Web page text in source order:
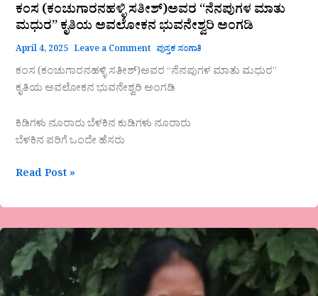
ಕಂಸ (ಕಂಚುಗಾರನಹಳ್ಳಿ ಸತೀಶ್)ಅವರ “ನೆನಪುಗಳ ಮಾತು
ಮಧುರ” ಕೃತಿಯ ಅವಲೋಕನ ಭುವನೇಶ್ವರಿ ಅಂಗಡಿ
April 4, 2025 Leave a Comment ಪುಸ್ತಕ ಸಂಗಾತಿ
ಕಂಸ (ಕಂಚುಗಾರನಹಳ್ಳಿ ಸತೀಶ್)ಅವರ “ನೆನಪುಗಳ ಮಾತು ಮಧುರ”
ಕೃತಿಯ ಅವಲೋಕನ ಭುವನೇಶ್ವರಿ ಅಂಗಡಿ
ಕಿಡಿಗಳು ನೂರಾರು ಬೆಳಕಿನ ಕುಡಿಗಳು ನೂರಾರು
ಬೆಳಕಿನ ಪರಿಗೆ ಒಂದೇ ಹೆಸರು
Read Post »
ಶೋಭಾ
ಮಲ್ಲಿಕಾರ್ಜುನ್‌
ಅವರ
ಕವಿತೆ